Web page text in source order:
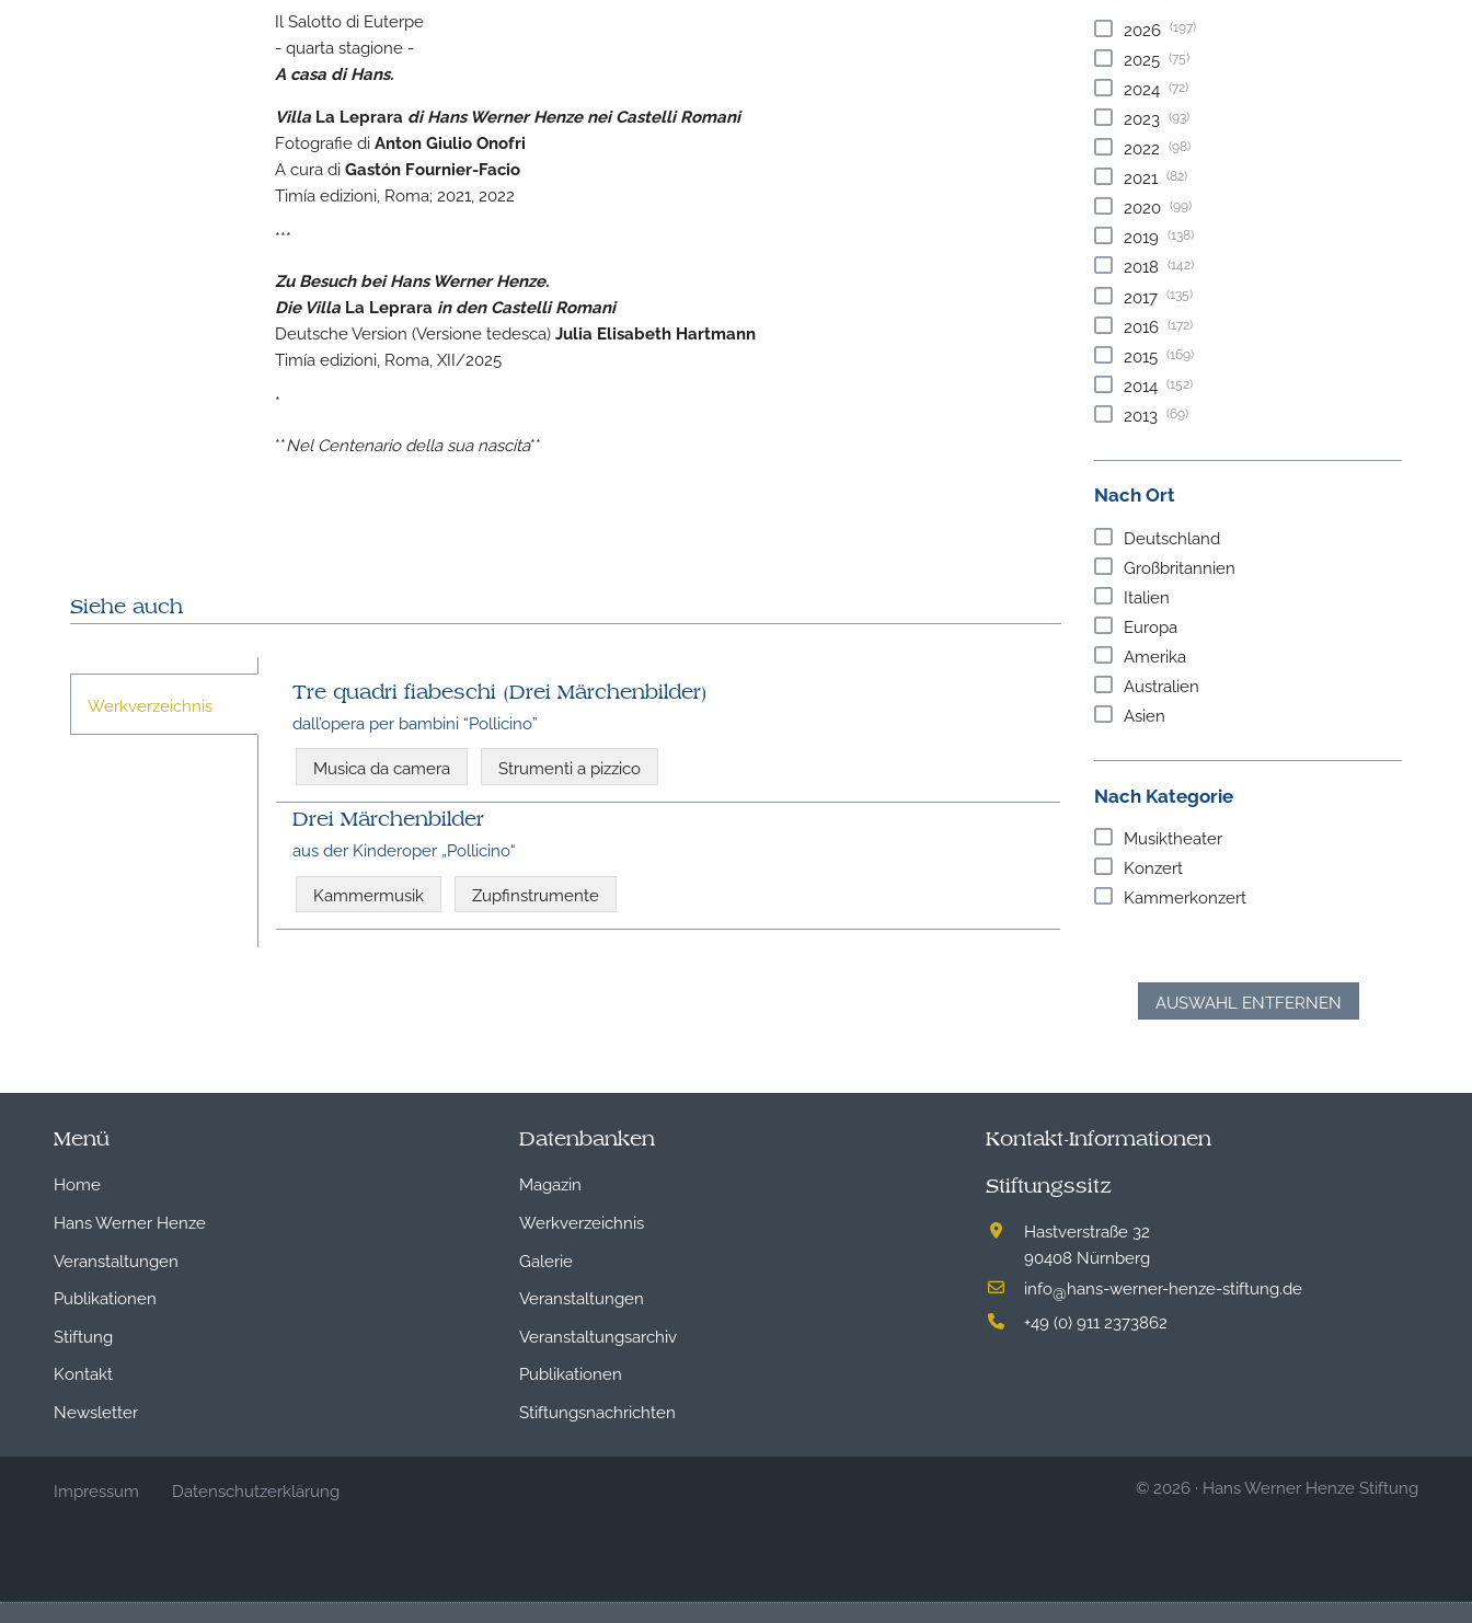
Il Salotto di Euterpe
- quarta stagione -
A casa di Hans.
Villa La Leprara di Hans Werner Henze nei Castelli Romani
Fotografie di Anton Giulio Onofri
A cura di Gastón Fournier-Facio
Timía edizioni, Roma; 2021, 2022
***
Zu Besuch bei Hans Werner Henze.
Die Villa La Leprara in den Castelli Romani
Deutsche Version (Versione tedesca) Julia Elisabeth Hartmann
Timía edizioni, Roma, XII/2025
*
**Nel Centenario della sua nascita**
Siehe auch
Werkverzeichnis
Tre quadri fiabeschi (Drei Märchenbilder)
dall’opera per bambini “Pollicino”
Musica da camera Strumenti a pizzico
Drei Märchenbilder
aus der Kinderoper „Pollicino“
Kammermusik Zupfinstrumente
2026 (197)
2025 (75)
2024 (72)
2023 (93)
2022 (98)
2021 (82)
2020 (99)
2019 (138)
2018 (142)
2017 (135)
2016 (172)
2015 (169)
2014 (152)
2013 (69)
Nach Ort
Deutschland
Großbritannien
Italien
Europa
Amerika
Australien
Asien
Nach Kategorie
Musiktheater
Konzert
Kammerkonzert
AUSWAHL ENTFERNEN
Menü
Home
Hans Werner Henze
Veranstaltungen
Publikationen
Stiftung
Kontakt
Newsletter
Datenbanken
Magazin
Werkverzeichnis
Galerie
Veranstaltungen
Veranstaltungsarchiv
Publikationen
Stiftungsnachrichten
Kontakt-Informationen
Stiftungssitz
Hastverstraße 32
90408 Nürnberg
info@hans-werner-henze-stiftung.de
+49 (0) 911 2373862
Impressum Datenschutzerklärung © 2026 · Hans Werner Henze Stiftung